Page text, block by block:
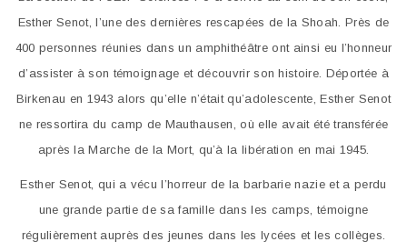
Esther Senot, l’une des dernières rescapées de la Shoah. Près de
400 personnes réunies dans un amphithéâtre ont ainsi eu l’honneur
d’assister à son témoignage et découvrir son histoire. Déportée à
Birkenau en 1943 alors qu’elle n’était qu’adolescente, Esther Senot
ne ressortira du camp de Mauthausen, où elle avait été transférée
après la Marche de la Mort, qu’à la libération en mai 1945.
Esther Senot, qui a vécu l’horreur de la barbarie nazie et a perdu
une grande partie de sa famille dans les camps, témoigne
régulièrement auprès des jeunes dans les lycées et les collèges.